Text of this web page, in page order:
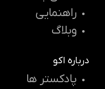
راهنمایی
وبلاگ
درباره اکو
پادکستر ها